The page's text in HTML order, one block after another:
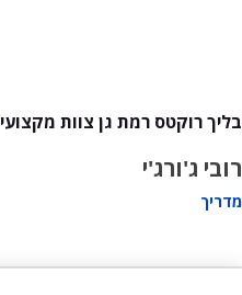
בליך רוקטס רמת גן צוות מקצועי
רובי ג'ורג'י
מדריך